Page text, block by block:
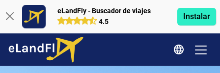
eLandFly - Buscador de viajes
4.5
Instalar